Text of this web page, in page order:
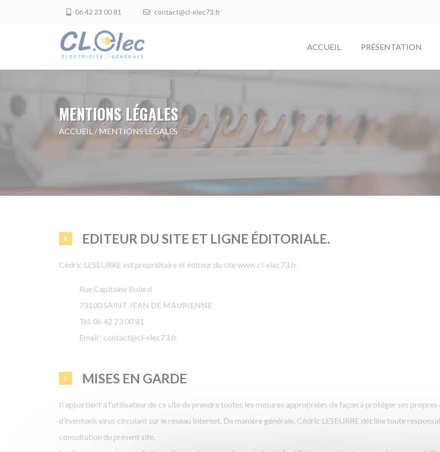
06 42 23 00 81 contact@cl-elec73.fr
ACCUEIL PRÉSENTATION
MENTIONS LÉGALES
ACCUEIL / MENTIONS LÉGALES
EDITEUR DU SITE ET LIGNE ÉDITORIALE.
Cédric LESEURRE est propriétaire et éditeur du site www.cl-elec73.fr
Rue Capitaine Bulard
73100 SAINT JEAN DE MAURIENNE
Tél. 06 42 23 00 81
Email : contact@cl-elec73.fr
MISES EN GARDE
Il appartient à l’utilisateur de ce site de prendre toutes les mesures appropriées de façon à protéger ses
d’éventuels virus circulant sur le réseau Internet. De manière générale, Cédric LESEURRE décline toute
consultation du présent site.